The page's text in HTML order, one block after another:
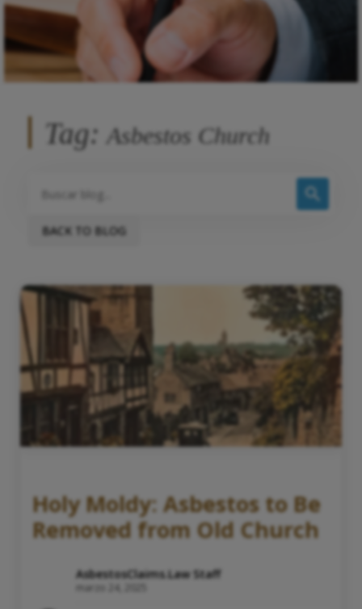
Tag: Asbestos Church
BACK TO BLOG
Holy Moldy: Asbestos to Be
Removed from Old Church
AsbestosClaims.Law Staff
marzo 24, 2025